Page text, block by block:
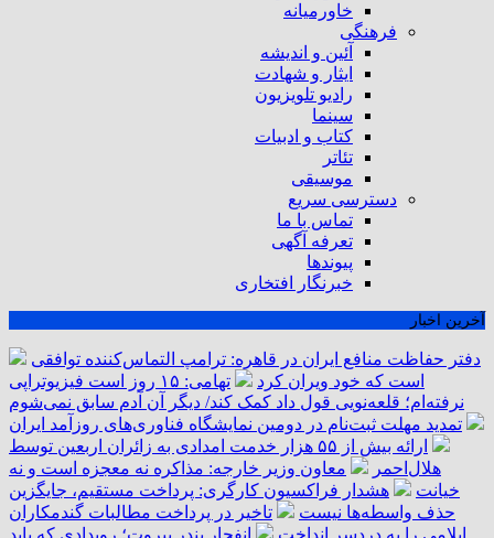
خاورمیانه
فرهنگی
آئین و اندیشه
ایثار و شهادت
رادیو تلویزیون
سینما
کتاب و ادبیات
تئاتر
موسیقی
دسترسی سریع
تماس با ما
تعرفه آگهی
پیوندها
خبرنگار افتخاری
آخرین اخبار
دفتر حفاظت منافع ایران در قاهره: ترامپ التماس‌کننده توافقی
است که خود ویران کرد
تهامی: ۱۵ روز است فیزیوتراپی
نرفته‌ام؛ قلعه‌نویی قول داد کمک کند/ دیگر آن آدم سابق نمی‌شوم
تمدید مهلت ثبت‌نام در دومین نمایشگاه فناوری‌های روزآمد ایران
ارائه بیش از ۵۵ هزار خدمت امدادی به زائران اربعین توسط
هلال‌احمر
معاون وزیر خارجه: مذاکره نه معجزه است و نه
خیانت
هشدار فراکسیون کارگری: پرداخت مستقیم، جایگزین
حذف واسطه‌ها نیست
تاخیر در پرداخت مطالبات گندمکاران
ایلامی را به دردسر انداخت
انفجار بندر بیروت؛ رویدادی که باید